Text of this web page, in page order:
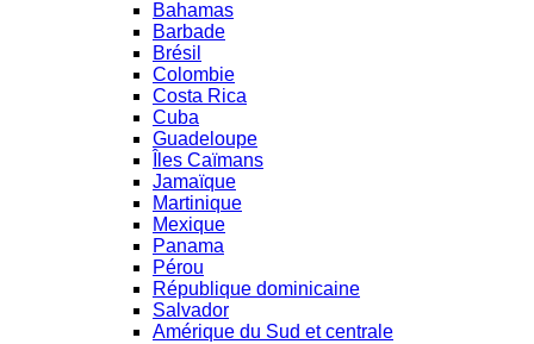
Bahamas
Barbade
Brésil
Colombie
Costa Rica
Cuba
Guadeloupe
Îles Caïmans
Jamaïque
Martinique
Mexique
Panama
Pérou
République dominicaine
Salvador
Amérique du Sud et centrale